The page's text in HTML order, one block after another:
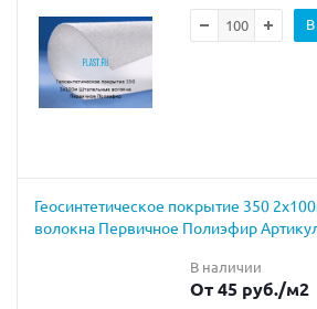
Геосинтетическое покрытие 350
волокна Первичное Полиэфир
В наличии
От 45 руб./м2